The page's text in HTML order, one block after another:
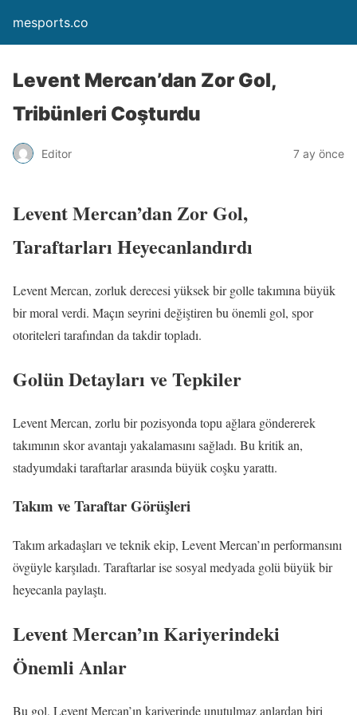
mesports.co
Levent Mercan’dan Zor Gol,
Tribünleri Coşturdu
Editor 7 ay önce
Levent Mercan’dan Zor Gol,
Taraftarları Heyecanlandırdı
Levent Mercan, zorluk derecesi yüksek bir golle takımına büyük
bir moral verdi. Maçın seyrini değiştiren bu önemli gol, spor
otoriteleri tarafından da takdir topladı.
Golün Detayları ve Tepkiler
Levent Mercan, zorlu bir pozisyonda topu ağlara göndererek
takımının skor avantajı yakalamasını sağladı. Bu kritik an,
stadyumdaki taraftarlar arasında büyük coşku yarattı.
Takım ve Taraftar Görüşleri
Takım arkadaşları ve teknik ekip, Levent Mercan’ın performansını
övgüyle karşıladı. Taraftarlar ise sosyal medyada golü büyük bir
heyecanla paylaştı.
Levent Mercan’ın Kariyerindeki
Önemli Anlar
Bu gol, Levent Mercan’ın kariyerinde unutulmaz anlardan biri